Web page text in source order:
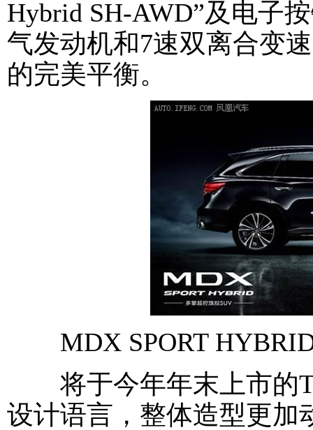
Hybrid SH-AWD”及电子
气发动机和7速双离合变
的完美平衡。
MDX SPORT
将于今年年末上市的
设计语言，整体造型更